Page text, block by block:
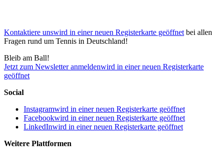
Kontaktiere unswird in einer neuen Registerkarte geöffnet bei allen
Fragen rund um Tennis in Deutschland!
Bleib am Ball!
Jetzt zum Newsletter anmeldenwird in einer neuen Registerkarte
geöffnet
Social
Instagramwird in einer neuen Registerkarte geöffnet
Facebookwird in einer neuen Registerkarte geöffnet
LinkedInwird in einer neuen Registerkarte geöffnet
Weitere Plattformen